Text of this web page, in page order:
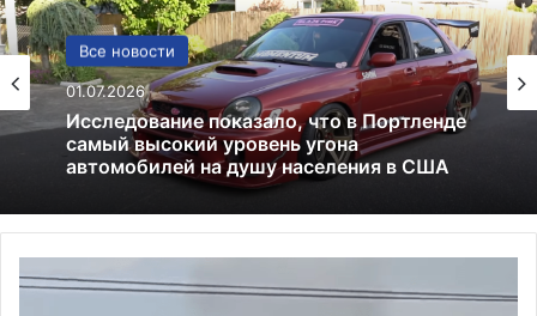
Все новости
01.07.2026
Исследование показало, что в Портленде
Реклама
29.06.2025
Многофункциональное устройство: всё,
что нужно знать о принтерах МФУ
о